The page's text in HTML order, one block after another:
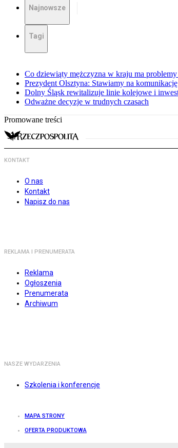
Najnowsze
Tagi
Co dziewiąty mężczyzna w kraju ma problemy
Prezydent Olsztyna: Stawiamy na
Dolny Śląsk rewitalizuje linie kolejowe i
Odważne decyzje w trudnych czasach
Promowane treści
KONTAKT
O nas
Kontakt
Napisz do nas
REKLAMA I PRENUMERATA
Reklama
Ogłoszenia
Prenumerata
Archiwum
NASZE WYDARZENIA
Szkolenia i konferencje
MAPA STRONY
OFERTA PRODUKTOWA